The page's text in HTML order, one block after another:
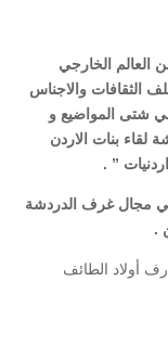
العالم الخارجي
الثقافات والاجناس
شتى المواضيع و
لقاء بنات الاردن
” .
في مجال غرف الدردشة
.
أولاد الطائف